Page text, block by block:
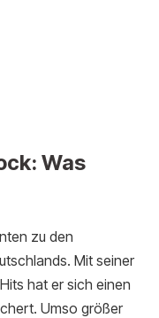
Was
zu den
Mit seiner
hat er sich einen
Umso größer